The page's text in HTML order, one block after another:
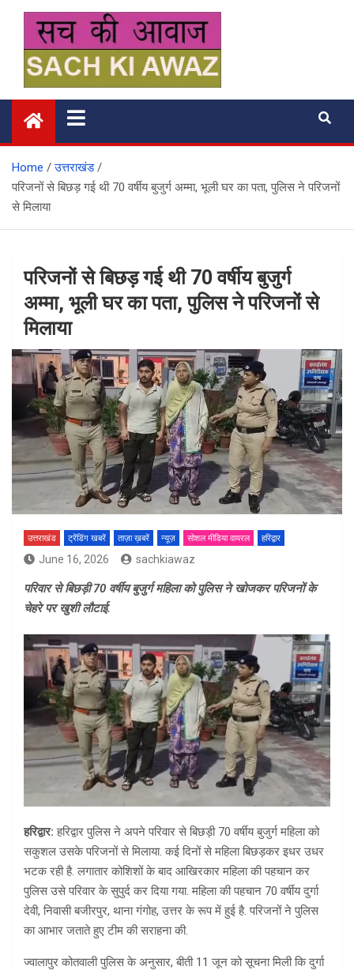
content
सच की आवाज
Home
उत्तराखंड
परिजनों से बिछड़ गई थी 70 वर्षीय बुजुर्ग अम्मा, भूली घर का पता, पुलिस ने परिजनों
से मिलाया
परिजनों से बिछड़ गई थी 70 वर्षीय बुजुर्ग
अम्मा, भूली घर का पता, पुलिस ने परिजनों से
मिलाया
उत्तराखंड ट्रेंडिंग खबरें ताज़ा ख़बरें न्यूज़ सोशल मीडिया वायरल हरिद्वार
June 16, 2026 sachkiawaz
परिवार से बिछड़ी 70 वर्षीय बुजुर्ग महिला को पुलिस ने खोजकर परिजनों के
चेहरे पर खुशी लौटाई.
हरिद्वार:हरिद्वार पुलिस ने अपने परिवार से बिछड़ी 70 वर्षीय बुजुर्ग महिला को
सकुशल उसके परिजनों से मिलाया. कई दिनों से महिला बिछड़कर इधर उधर
भटक रही है. लगातार कोशिशों के बाद आखिरकार महिला की पहचान कर
पुलिस उसे परिवार के सुपुर्द कर दिया गया. महिला की पहचान 70 वर्षीय दुर्गा
देवी, निवासी बजीरपुर, थाना गंगोह, उत्तर के रूप में हुई है. परिजनों ने पुलिस
का आभार जताते हुए टीम की सराहना की.
ज्वालापुर कोतवाली पुलिस के अनुसार, बीती 11 जून को सूचना मिली कि दुर्गा